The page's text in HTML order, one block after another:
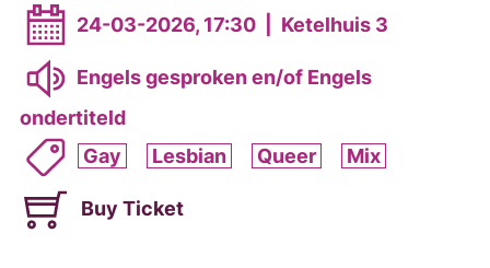
24-03-2026, 17:30
Ketelhuis 3
Engels gesproken en/of Engels
ondertiteld
Gay
Lesbian Queer Mix
Buy Ticket